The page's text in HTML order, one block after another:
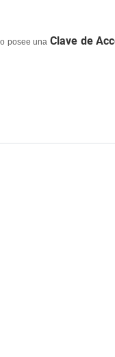
posee unaClave de